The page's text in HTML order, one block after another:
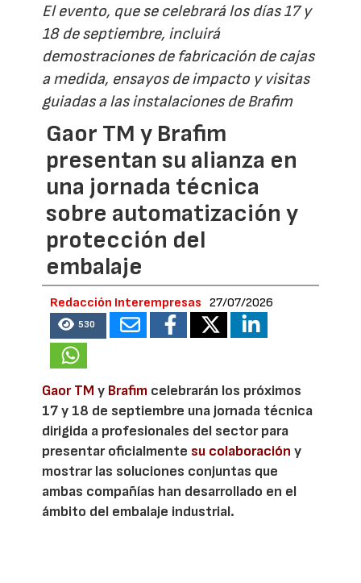
El evento, que se celebrará los días 17 y
18 de septiembre, incluirá
demostraciones de fabricación de cajas
a medida, ensayos de impacto y visitas
guiadas a las instalaciones de Brafim
Gaor TM y Brafim
presentan su alianza en
una jornada técnica
sobre automatización y
protección del
embalaje
Redacción Interempresas 27/07/2026
530
Gaor TM y Brafim celebrarán los próximos
17 y 18 de septiembre una jornada técnica
dirigida a profesionales del sector para
presentar oficialmente su colaboración y
mostrar las soluciones conjuntas que
ambas compañías han desarrollado en el
ámbito del embalaje industrial.